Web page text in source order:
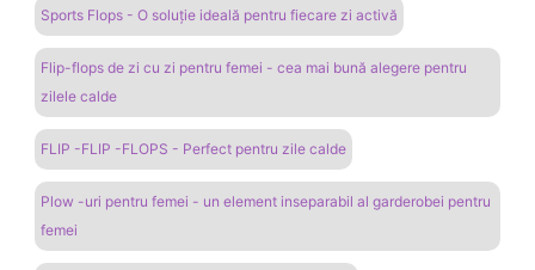
Sports Flops - O soluție ideală pentru fiecare zi activă
Flip-flops de zi cu zi pentru femei - cea mai bună alegere pentru
zilele calde
FLIP -FLIP -FLOPS - Perfect pentru zile calde
Plow -uri pentru femei - un element inseparabil al garderobei pentru
femei